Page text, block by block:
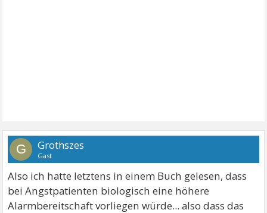
G Grothszes
Gast
Also ich hatte letztens in einem Buch gelesen, dass
bei Angstpatienten biologisch eine höhere
Alarmbereitschaft vorliegen würde... also dass das